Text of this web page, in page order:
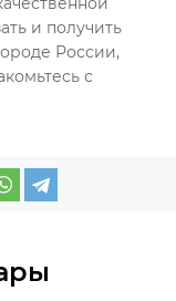
и получить
России,
с